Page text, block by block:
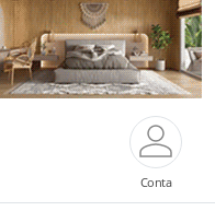
Conta